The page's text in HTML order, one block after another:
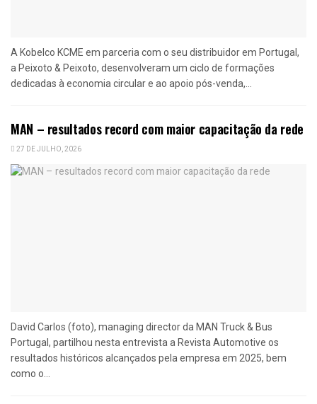
A Kobelco KCME em parceria com o seu distribuidor em Portugal,
a Peixoto & Peixoto, desenvolveram um ciclo de formações
dedicadas à economia circular e ao apoio pós-venda,...
MAN – resultados record com maior capacitação da rede
27 DE JULHO, 2026
David Carlos (foto), managing director da MAN Truck & Bus
Portugal, partilhou nesta entrevista a Revista Automotive os
resultados históricos alcançados pela empresa em 2025, bem
como o...